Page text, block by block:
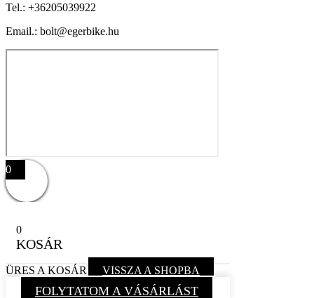
Tel.: +36205039922
Email.: bolt@egerbike.hu
0
0
KOSÁR
ÜRES A KOSÁR VISSZA A SHOPBA
FOLYTATOM A VÁSÁRLÁST